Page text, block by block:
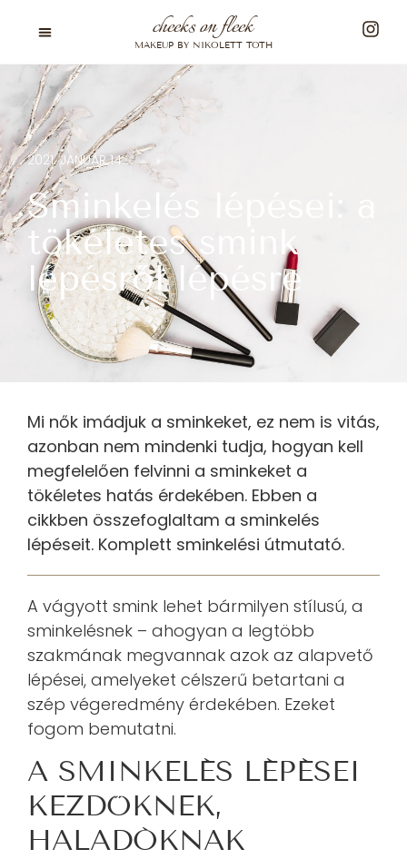
cheeks on fleek
MAKEUP BY NIKOLETT TOTH
2021. JANUÁR 14.
Sminkelés lépései: a
tökéletes smink
lépésről lépésre
Mi nők imádjuk a sminkeket, ez nem is vitás,
azonban nem mindenki tudja, hogyan kell
megfelelően felvinni a sminkeket a
tökéletes hatás érdekében. Ebben a
cikkben összefoglaltam a sminkelés
lépéseit. Komplett sminkelési útmutató.
A vágyott smink lehet bármilyen stílusú, a
sminkelésnek – ahogyan a legtöbb
szakmának megvannak azok az alapvető
lépései, amelyeket célszerű betartani a
szép végeredmény érdekében. Ezeket
fogom bemutatni.
A SMINKELÉS LÉPÉSEI
KEZDŐKNEK,
HALADÓKNAK